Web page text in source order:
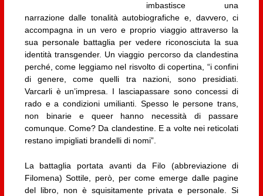
imbastisce una
narrazione dalle tonalità autobiografiche e, davvero, ci
accompagna in un vero e proprio viaggio attraverso la
sua personale battaglia per vedere riconosciuta la sua
identità transgender. Un viaggio percorso da clandestina
perché, come leggiamo nel risvolto di copertina, “i confini
di genere, come quelli tra nazioni, sono presidiati.
Varcarli è un’impresa. I lasciapassare sono concessi di
rado e a condizioni umilianti. Spesso le persone trans,
non binarie e queer hanno necessità di passare
comunque. Come? Da clandestine. E a volte nei reticolati
restano impigliati brandelli di nomi”.
La battaglia portata avanti da Filo (abbreviazione di
Filomena) Sottile, però, per come emerge dalle pagine
del libro, non è squisitamente privata e personale. Si